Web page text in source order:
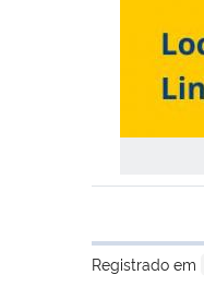
Registrado em